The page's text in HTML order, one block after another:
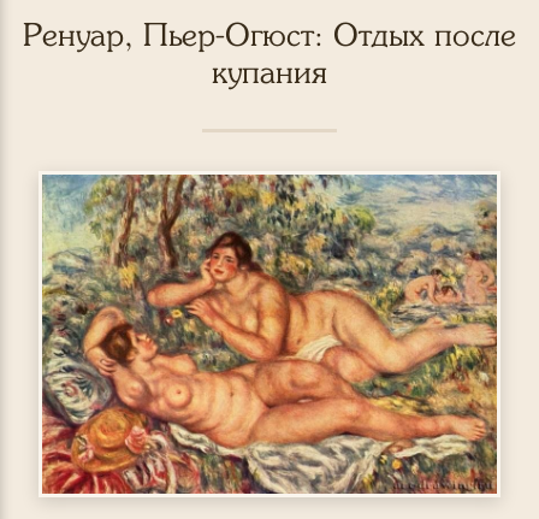
Ренуар, Пьер-Огюст: Отдых после
купания